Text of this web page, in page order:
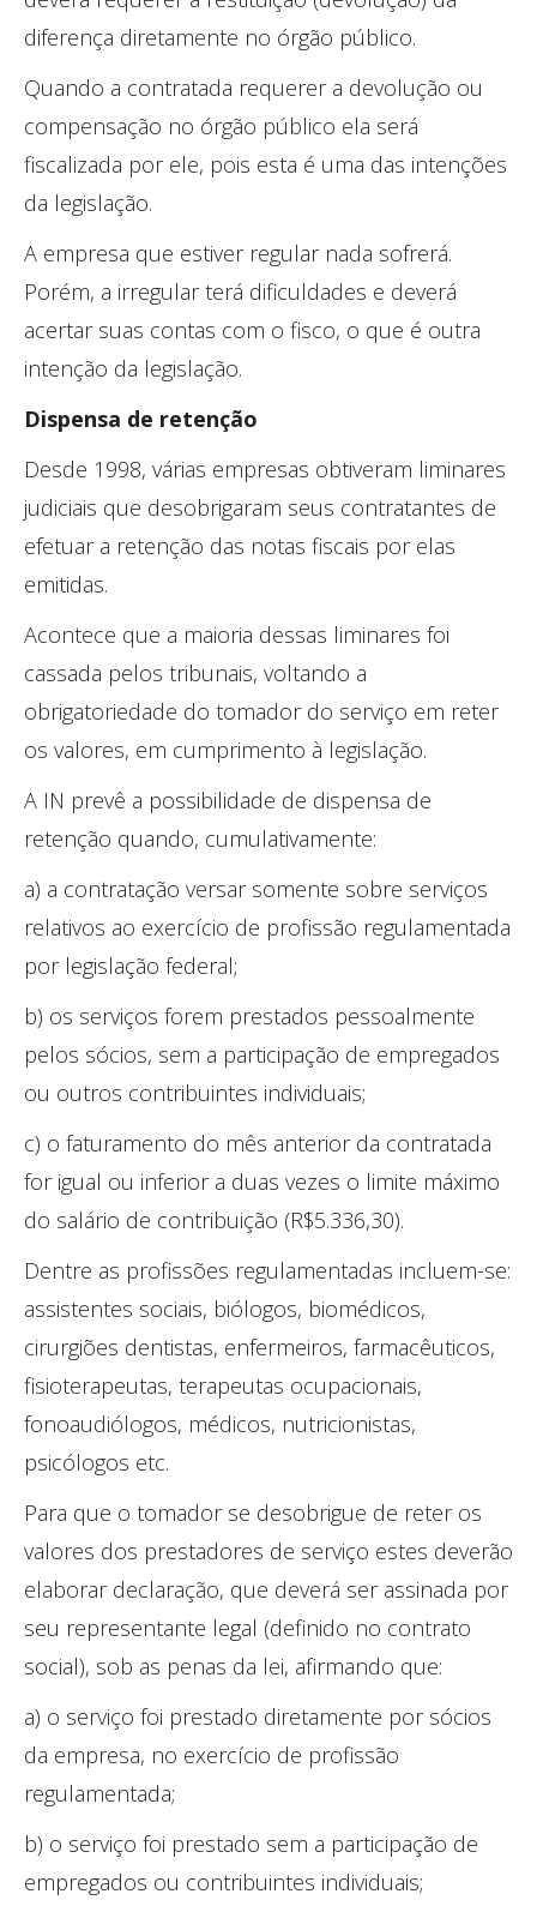
diferença diretamente no órgão público.
Quando a contratada requerer a devolução ou
compensação no órgão público ela será
fiscalizada por ele, pois esta é uma das intenções
da legislação.
A empresa que estiver regular nada sofrerá.
Porém, a irregular terá dificuldades e deverá
acertar suas contas com o fisco, o que é outra
intenção da legislação.
Dispensa de retenção
Desde 1998, várias empresas obtiveram liminares
judiciais que desobrigaram seus contratantes de
efetuar a retenção das notas fiscais por elas
emitidas.
Acontece que a maioria dessas liminares foi
cassada pelos tribunais, voltando a
obrigatoriedade do tomador do serviço em reter
os valores, em cumprimento à legislação.
A IN prevê a possibilidade de dispensa de
retenção quando, cumulativamente:
a) a contratação versar somente sobre serviços
relativos ao exercício de profissão regulamentada
por legislação federal;
b) os serviços forem prestados pessoalmente
pelos sócios, sem a participação de empregados
ou outros contribuintes individuais;
c) o faturamento do mês anterior da contratada
for igual ou inferior a duas vezes o limite máximo
do salário de contribuição (R$5.336,30).
Dentre as profissões regulamentadas incluem-se:
assistentes sociais, biólogos, biomédicos,
cirurgiões dentistas, enfermeiros, farmacêuticos,
fisioterapeutas, terapeutas ocupacionais,
fonoaudiólogos, médicos, nutricionistas,
psicólogos etc.
Para que o tomador se desobrigue de reter os
valores dos prestadores de serviço estes deverão
elaborar declaração, que deverá ser assinada por
seu representante legal (definido no contrato
social), sob as penas da lei, afirmando que:
a) o serviço foi prestado diretamente por sócios
da empresa, no exercício de profissão
regulamentada;
b) o serviço foi prestado sem a participação de
empregados ou contribuintes individuais;